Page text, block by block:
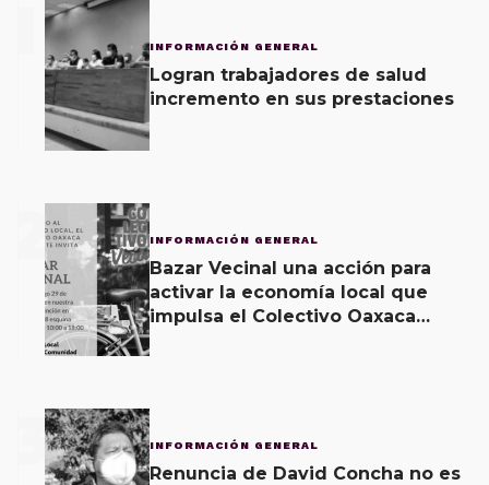
INFORMACIÓN GENERAL
Logran trabajadores de salud
incremento en sus prestaciones
2 INFORMACIÓN GENERAL
Bazar Vecinal una acción para
activar la economía local que
impulsa el Colectivo Oaxaca
3 INFORMACIÓN GENERAL
Renuncia de David Concha no es